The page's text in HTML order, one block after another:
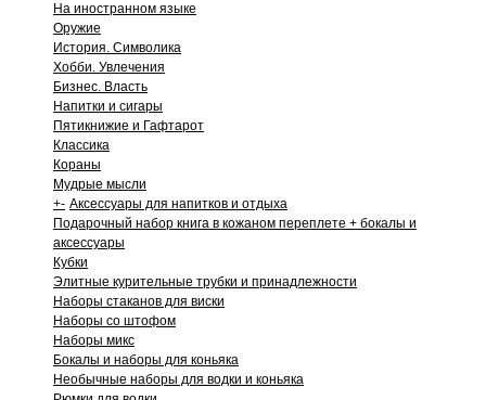
На иностранном языке
Оружие
История. Символика
Хобби. Увлечения
Бизнес. Власть
Напитки и сигары
Пятикнижие и Гафтарот
Классика
Кораны
Мудрые мысли
+- Аксессуары для напитков и отдыха
Подарочный набор книга в кожаном переплете + бокалы и
аксессуары
Кубки
Элитные курительные трубки и принадлежности
Наборы стаканов для виски
Наборы со штофом
Наборы микс
Бокалы и наборы для коньяка
Необычные наборы для водки и коньяка